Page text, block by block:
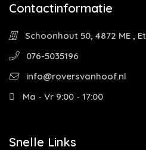
Contactinformatie
Schoonhout 50, 4872 ME ,
076-5035196
info@roversvanhoof.nl
Ma - Vr 9:00 - 17:00
Snelle Links